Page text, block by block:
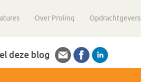
Over Prolinq Opdrachtgevers
deze blog